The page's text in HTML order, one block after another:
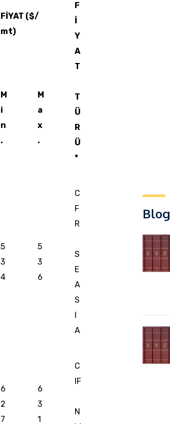
FİYAT ($/
mt)
F
İ
Y
A
T
T
Ü
R
Ü
*
M
i
n
.
M
a
x
.
5
3
4
5
3
6
C
F
R
S
E
A
S
I
A
6
2
7
6
3
1
C
IF
N
Blog